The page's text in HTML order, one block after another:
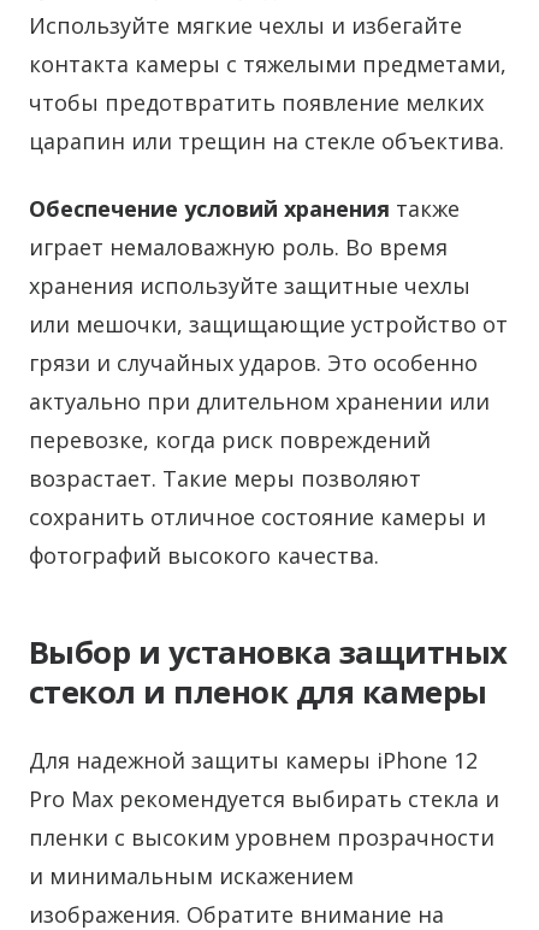
Используйте мягкие чехлы и избегайте
контакта камеры с тяжелыми предметами,
чтобы предотвратить появление мелких
царапин или трещин на стекле объектива.
Обеспечение условий хранения также
играет немаловажную роль. Во время
хранения используйте защитные чехлы
или мешочки, защищающие устройство от
грязи и случайных ударов. Это особенно
актуально при длительном хранении или
перевозке, когда риск повреждений
возрастает. Такие меры позволяют
сохранить отличное состояние камеры и
фотографий высокого качества.
Выбор и установка защитных
стекол и пленок для камеры
Для надежной защиты камеры iPhone 12
Pro Max рекомендуется выбирать стекла и
пленки с высоким уровнем прозрачности
и минимальным искажением
изображения. Обратите внимание на